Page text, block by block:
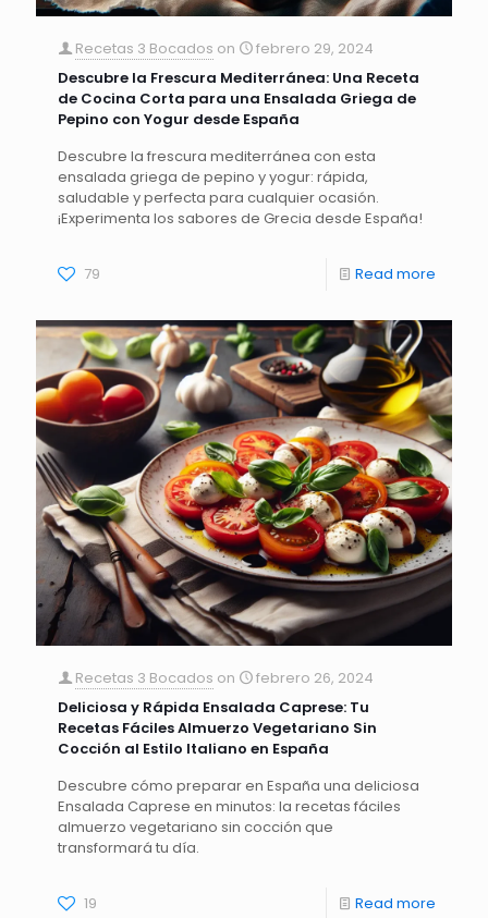
Recetas 3 Bocados on
febrero 29, 2024
Descubre la Frescura Mediterránea: Una Receta
de Cocina Corta para una Ensalada Griega de
Pepino con Yogur desde España
Descubre la frescura mediterránea con esta
ensalada griega de pepino y yogur: rápida,
saludable y perfecta para cualquier ocasión.
¡Experimenta los sabores de Grecia desde España!
79 Read more
Recetas 3 Bocados on
febrero 26, 2024
Deliciosa y Rápida Ensalada Caprese: Tu
Recetas Fáciles Almuerzo Vegetariano Sin
Cocción al Estilo Italiano en España
Descubre cómo preparar en España una deliciosa
Ensalada Caprese en minutos: la recetas fáciles
almuerzo vegetariano sin cocción que
transformará tu día.
19 Read more